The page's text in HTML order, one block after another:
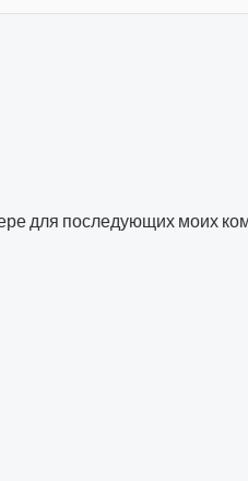
для последующих моих